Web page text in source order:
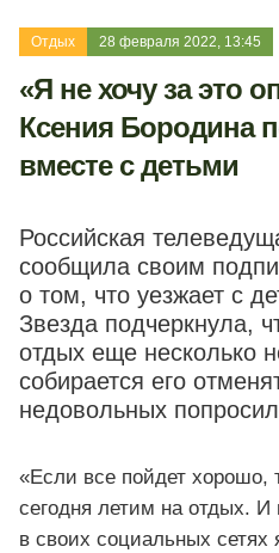
Отдых 28 февраля 2022, 13:45
«Я не хочу за это
Ксения Бородина
вместе с детьми
Российская
сообщила своим
о том, что уезжает с
Звезда подчеркнула,
отдых еще несколько
собирается его
недовольных
«Если все пойдет хорошо,
сегодня летим на отдых.
в своих социальных сетях